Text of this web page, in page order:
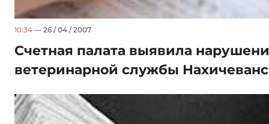
10:34 — 26 / 04 / 2007
Счетная палата выявила
ветеринарной службы